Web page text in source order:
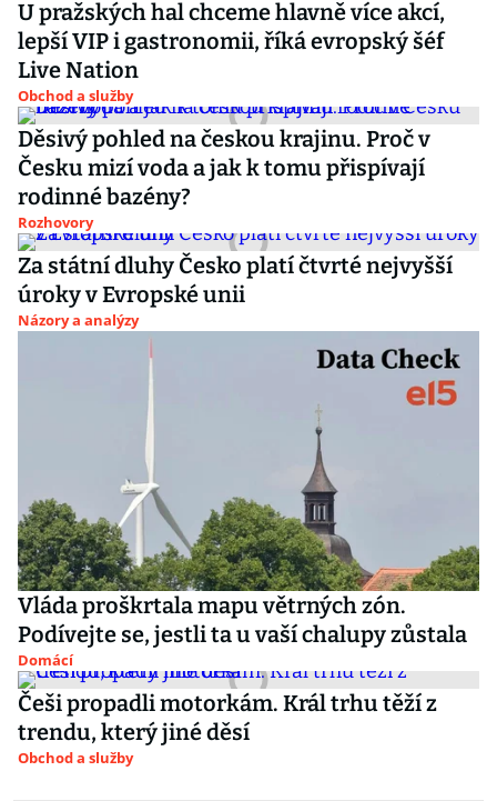
U pražských hal chceme hlavně více akcí,
lepší VIP i gastronomii, říká evropský šéf
Live Nation
Obchod a služby
Děsivý pohled na českou krajinu. Proč v
Česku mizí voda a jak k tomu přispívají
rodinné bazény?
Rozhovory
Za státní dluhy Česko platí čtvrté nejvyšší
úroky v Evropské unii
Názory a analýzy
Vláda proškrtala mapu větrných zón.
Podívejte se, jestli ta u vaší chalupy zůstala
Domácí
Češi propadli motorkám. Král trhu těží z
trendu, který jiné děsí
Obchod a služby